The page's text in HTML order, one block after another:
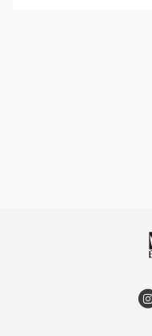
長岡京市・向日市・八幡